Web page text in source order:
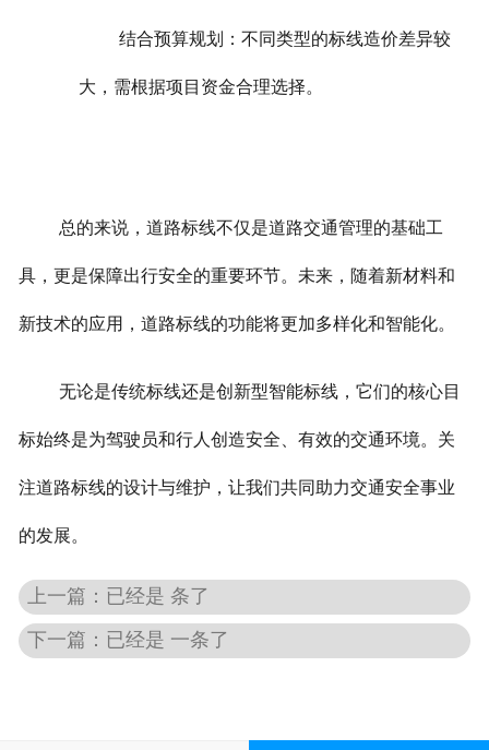
结合预算规划：不同类型的标线造价差异较
大，需根据项目资金合理选择。
总的来说，道路标线不仅是道路交通管理的基础工
具，更是保障出行安全的重要环节。未来，随着新材料和
新技术的应用，道路标线的功能将更加多样化和智能化。
无论是传统标线还是创新型智能标线，它们的核心目
标始终是为驾驶员和行人创造安全、有效的交通环境。关
注道路标线的设计与维护，让我们共同助力交通安全事业
的发展。
上一篇：已经是 条了
下一篇：已经是 一条了